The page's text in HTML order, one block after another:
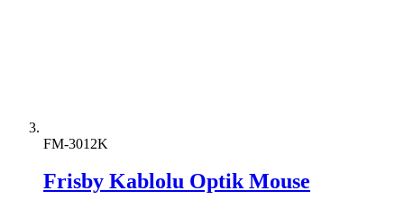
FM-3012K
Frisby Kablolu Optik Mouse